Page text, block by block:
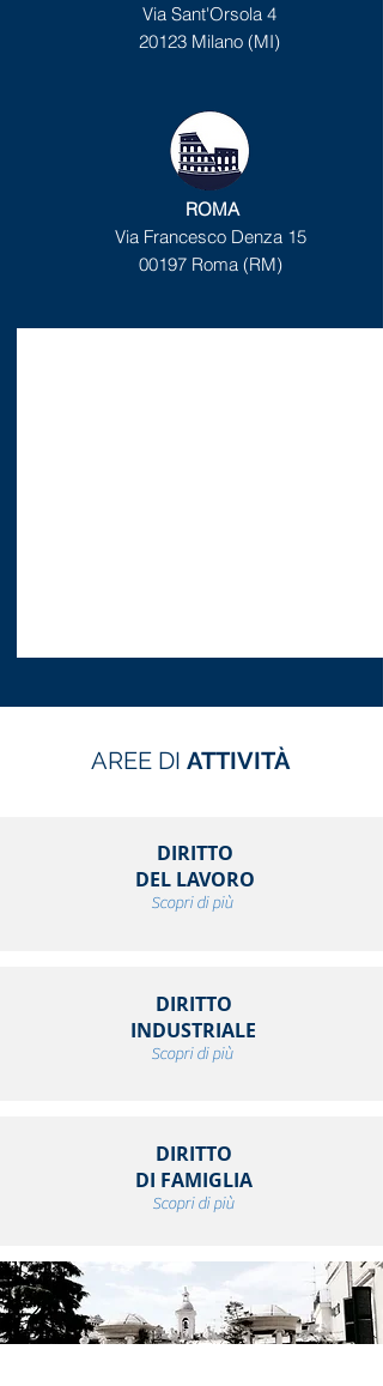
Via Sant'Orsola 4
20123 Milano (MI)
ROMA
Via Francesco Denza 15
00197 Roma (RM)
AREE DI ATTIVITÀ
DIRITTO
DEL LAVORO
Scopri di più
DIRITTO
INDUSTRIALE
Scopri di più
DIRITTO
DI FAMIGLIA
Scopri di più